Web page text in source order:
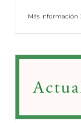
Más información